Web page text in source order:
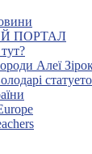
ПОРТАЛ
Алеї